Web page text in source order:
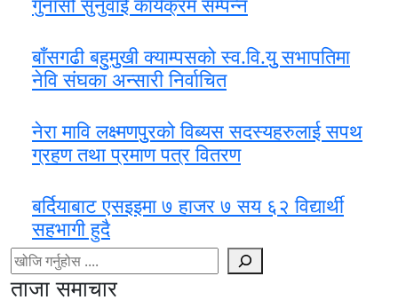
गुनासो सुनुवाई कार्यक्रम सम्पन्न
बाँसगढी बहुुमुुखी क्याम्पसको स्व.वि.युु सभापतिमा
नेवि संघका अन्सारी निर्वाचित
नेरा मावि लक्ष्मणपुुरको विब्यस सदस्यहरुलाई सपथ
ग्रहण तथा प्रमाण पत्र वितरण
बर्दियाबाट एसइइमा ७ हाजर ७ सय ६२ विद्यार्थी
सहभागी हुदै
खोज्नुहोस
ताजा समाचार